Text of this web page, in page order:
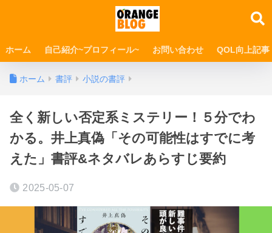
ホーム 自己紹介~プロフィール~ お問い合わせ QOL向上記事
ホーム 書評 小説の書評
全く新しい否定系ミステリー！５分でわ
かる。井上真偽「その可能性はすでに考
えた」書評&ネタバレあらすじ要約
2025-05-07